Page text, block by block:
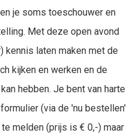
je soms toeschouwer en
Met deze open avond
kennis laten maken met de
kijken en werken en de
hebben. Je bent van harte
(via de 'nu bestellen'
melden (prijs is € 0,-) maar